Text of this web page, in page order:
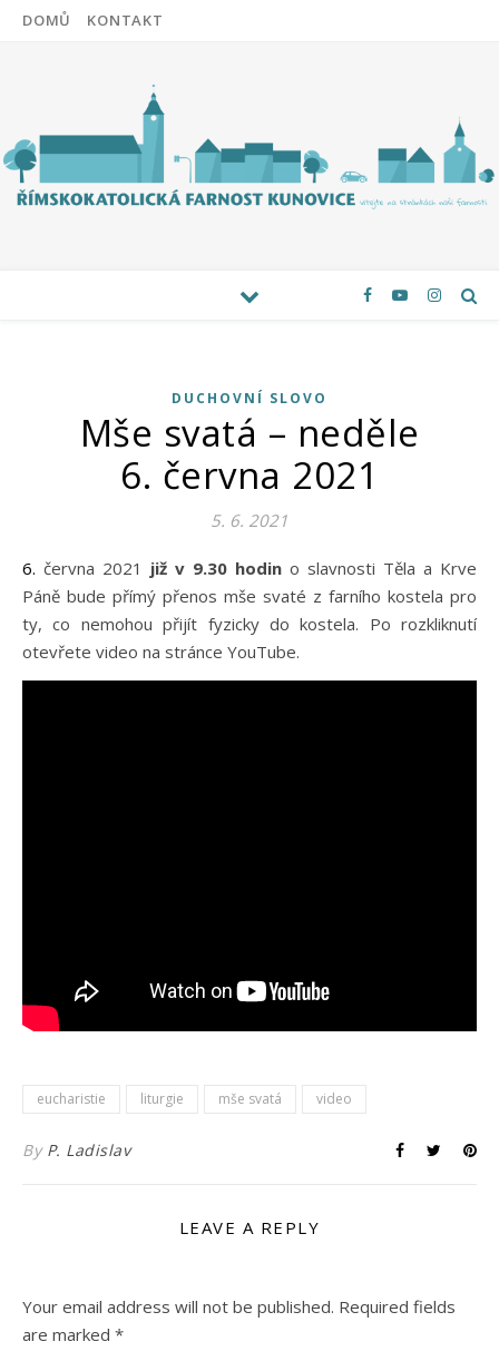
DOMŮ KONTAKT
DUCHOVNÍ SLOVO
Mše svatá – neděle
6. června 2021
5. 6. 2021
6. června 2021 již v 9.30 hodin o slavnosti Těla a Krve
Páně bude přímý přenos mše svaté z farního kostela pro
ty, co nemohou přijít fyzicky do kostela. Po rozkliknutí
otevřete video na stránce YouTube.
eucharistie liturgie mše svatá video
By P. Ladislav
LEAVE A REPLY
Your email address will not be published. Required fields
are marked *